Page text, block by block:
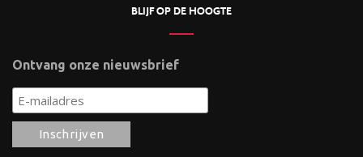
BLIJF OP DE HOOGTE
Ontvang onze nieuwsbrief